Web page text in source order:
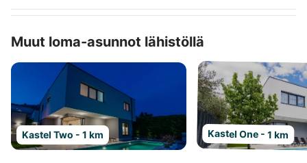
Muut loma-asunnot lähistöllä
Kastel Two - 1 km Kastel One - 1 km